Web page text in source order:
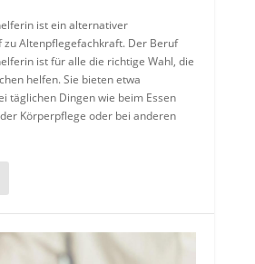
ist ein alternativer
Altenpflegefachkraft. Der Beruf
ist für alle die richtige Wahl, die
helfen. Sie bieten etwa
täglichen Dingen wie beim Essen
Körperpflege oder bei anderen